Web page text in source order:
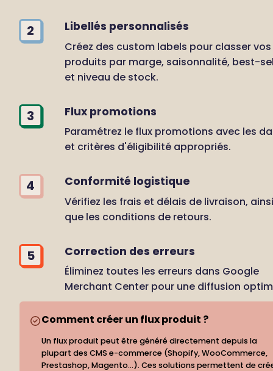
2 Libellés personnalisés
Créez des custom labels pour classer vos
produits par marge, saisonnalité, best-
et niveau de stock.
3 Flux promotions
Paramétrez le flux promotions avec les
et critères d'éligibilité appropriés.
4 Conformité logistique
Vérifiez les frais et délais de livraison, ainsi
que les conditions de retours.
5 Correction des erreurs
Éliminez toutes les erreurs dans Google
Merchant Center pour une diffusion
Comment créer un flux produit ?
Un flux produit peut être généré directement depuis la
plupart des CMS e-commerce (Shopify, WooCommerce,
Prestashop, Magento…). Ces solutions permettent de